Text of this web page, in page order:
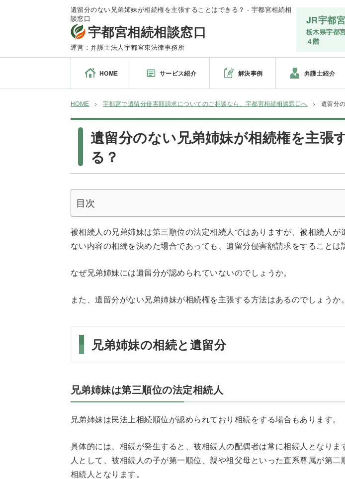
遺留分のない兄弟姉妹が相続権を主張することはできる？ - 宇都宮相続相
談窓口
宇都宮相続相談窓口
運営：弁護士法人宇都宮東法律事務所
JR宇都
栃木県宇都
４階
HOME サービス紹介 解決事例 弁護士紹介
HOME 宇都宮で遺留分侵害額請求についてのご相談なら、宇都宮相続相談窓口へ 遺留分
遺留分のない兄弟姉妹が相続権を主張
る？
目次
被相続人の兄弟姉妹は第三順位の法定相続人ではありますが、被相続人が
ない内容の相続を決めた場合であっても、遺留分侵害額請求をすることは
なぜ兄弟姉妹には遺留分が認められていないのでしょうか。
また、遺留分がない兄弟姉妹が相続権を主張する方法はあるのでしょうか。
兄弟姉妹の相続と遺留分
兄弟姉妹は第三順位の法定相続人
兄弟姉妹は民法上相続順位が認められており相続をする場合もあります。
具体的には、相続が発生すると、被相続人の配偶者は常に相続人となりま
人として、被相続人の子が第一順位、親や祖父母といった直系尊属が第
相続人となります。